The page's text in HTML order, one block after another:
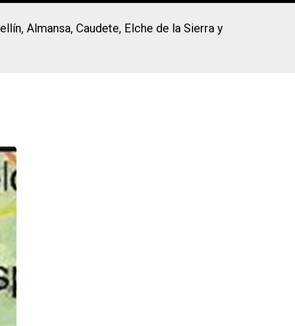
Almansa, Caudete, Elche de la Sierra y